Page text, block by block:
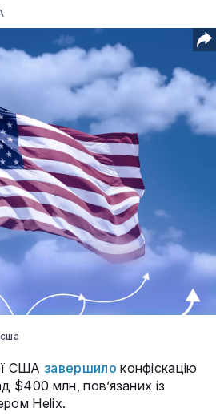
США завершило конфіскацію
$400 млн, пов’язаних із
Helix.